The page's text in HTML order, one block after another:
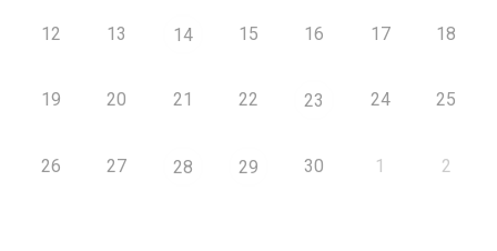
12 13 14 15 16 17 18
19 20 21 22 23 24 25
26 27 28 29 30 1 2